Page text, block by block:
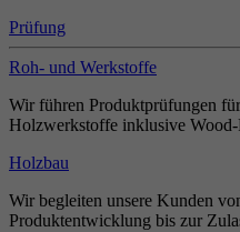
Prüfung
Roh- und Werkstoffe
Wir führen Produktprüfungen
Holzwerkstoffe inklusive
Holzbau
Wir begleiten unsere Kunden
Produktentwicklung bis zur